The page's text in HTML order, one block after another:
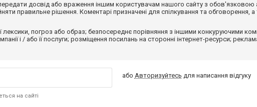
досвід або враження іншим користувачам нашого сайту з обов'язковою
правильне рішення. Коментарі призначені для спілкування та обговорення,
погроз або образ; безпосереднє порівняння з іншими конкуруючими
і / або її послуги; розміщення посилань на сторонні інтернет-ресурси;
на сайті
або Авторизуйтесь для написання відгуку